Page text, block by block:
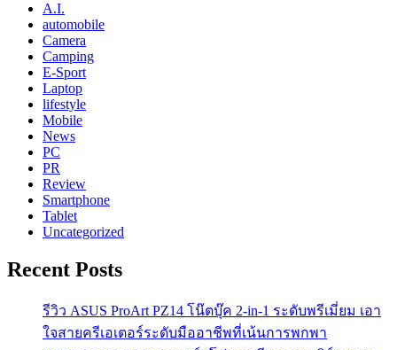
A.I.
automobile
Camera
Camping
E-Sport
Laptop
lifestyle
Mobile
News
PC
PR
Review
Smartphone
Tablet
Uncategorized
Recent Posts
รีวิว ASUS ProArt PZ14 โน๊ตบุ๊ค 2-in-1 ระดับพรีเมี่ยม เอา
ใจสายครีเอเตอร์ระดับมืออาชีพที่เน้นการพกพา